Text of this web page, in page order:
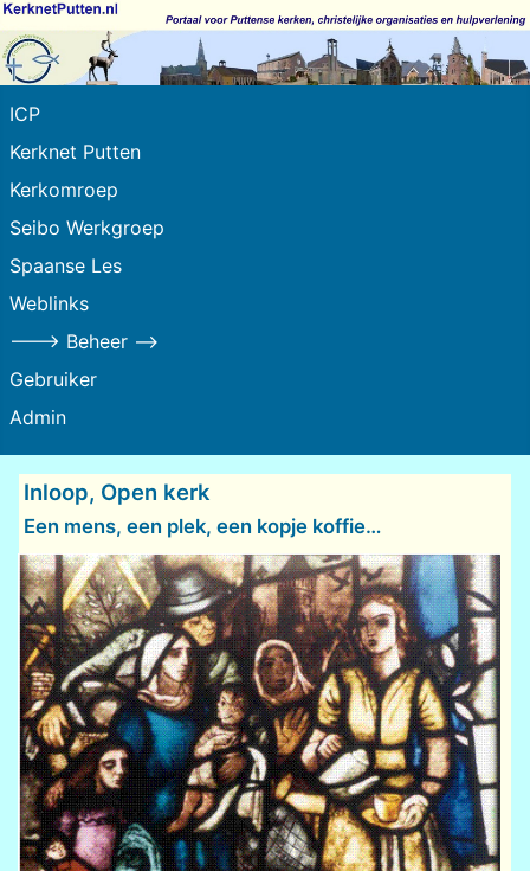
ICP
Kerknet Putten
Kerkomroep
Seibo Werkgroep
Spaanse Les
Weblinks
---> Beheer -->
Gebruiker
Admin
Inloop, Open kerk
Een mens, een plek, een kopje koffie…